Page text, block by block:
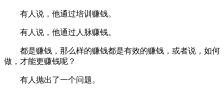
有人说，他通过培训赚钱。
有人说，他通过人脉赚钱。
都是赚钱，那么样的赚钱都是有效的赚钱，或者说，如何
做，才能更赚钱呢？
有人抛出了一个问题。